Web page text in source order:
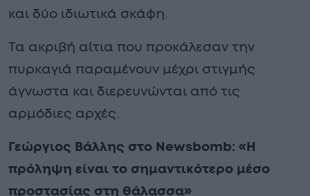
και δύο ιδιωτικά σκάφη.
Τα ακριβή αίτια που προκάλεσαν την
πυρκαγιά παραμένουν μέχρι στιγμής
άγνωστα και διερευνώνται από τις
αρμόδιες αρχές.
Γεώργιος Βάλλης στο Newsbomb: «Η
πρόληψη είναι το σημαντικότερο μέσο
προστασίας στη θάλασσα»